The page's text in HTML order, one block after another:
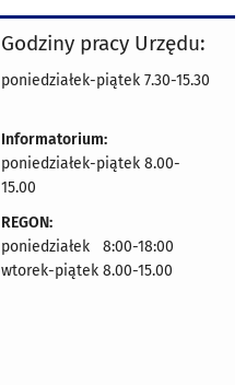
Godziny pracy Urzędu:
poniedziałek-piątek 7.30-15.30
Informatorium:
poniedziałek-piątek 8.00-
15.00
REGON:
poniedziałek 8:00-18:00
wtorek-piątek 8.00-15.00